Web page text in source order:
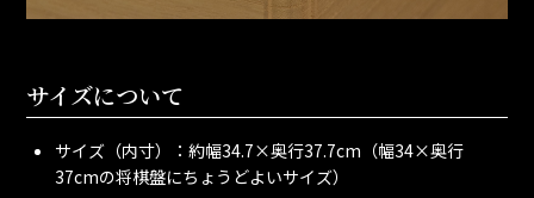
サイズについて
サイズ（内寸）：約幅34.7×奥行37.7cm（幅34×奥行
37cmの将棋盤にちょうどよいサイズ）